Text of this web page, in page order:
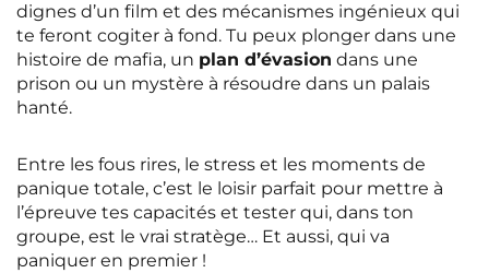
dignes d’un film et des mécanismes ingénieux qui
te feront cogiter à fond. Tu peux plonger dans une
histoire de mafia, un plan d’évasion dans une
prison ou un mystère à résoudre dans un palais
hanté.
Entre les fous rires, le stress et les moments de
panique totale, c’est le loisir parfait pour mettre à
l’épreuve tes capacités et tester qui, dans ton
groupe, est le vrai stratège… Et aussi, qui va
paniquer en premier !